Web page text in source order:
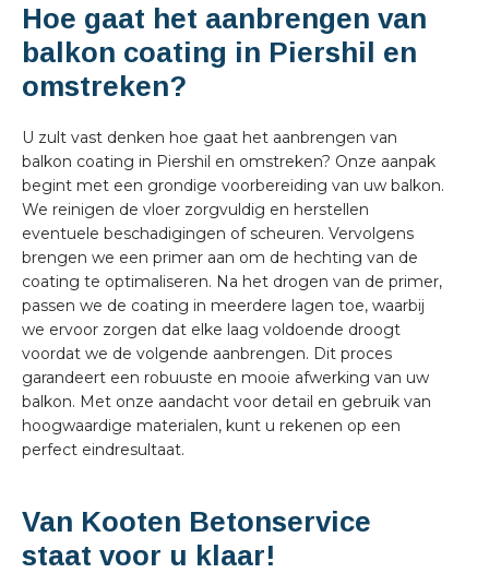
Hoe gaat het aanbrengen van
balkon coating in Piershil en
omstreken?
U zult vast denken hoe gaat het aanbrengen van
balkon coating in Piershil en omstreken? Onze aanpak
begint met een grondige voorbereiding van uw balkon.
We reinigen de vloer zorgvuldig en herstellen
eventuele beschadigingen of scheuren. Vervolgens
brengen we een primer aan om de hechting van de
coating te optimaliseren. Na het drogen van de primer,
passen we de coating in meerdere lagen toe, waarbij
we ervoor zorgen dat elke laag voldoende droogt
voordat we de volgende aanbrengen. Dit proces
garandeert een robuuste en mooie afwerking van uw
balkon. Met onze aandacht voor detail en gebruik van
hoogwaardige materialen, kunt u rekenen op een
perfect eindresultaat.
Van Kooten Betonservice
staat voor u klaar!